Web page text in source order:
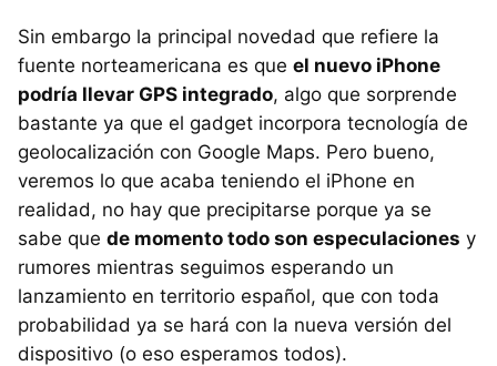
Sin embargo la principal novedad que refiere la
fuente norteamericana es que el nuevo iPhone
podría llevar GPS integrado, algo que sorprende
bastante ya que el gadget incorpora tecnología de
geolocalización con Google Maps. Pero bueno,
veremos lo que acaba teniendo el iPhone en
realidad, no hay que precipitarse porque ya se
sabe que de momento todo son especulaciones y
rumores mientras seguimos esperando un
lanzamiento en territorio español, que con toda
probabilidad ya se hará con la nueva versión del
dispositivo (o eso esperamos todos).